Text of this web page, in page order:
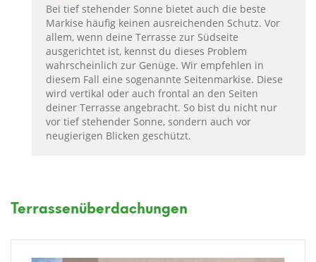
Bei tief stehender Sonne bietet auch die beste
Markise häufig keinen ausreichenden Schutz. Vor
allem, wenn deine Terrasse zur Südseite
ausgerichtet ist, kennst du dieses Problem
wahrscheinlich zur Genüge. Wir empfehlen in
diesem Fall eine sogenannte Seitenmarkise. Diese
wird vertikal oder auch frontal an den Seiten
deiner Terrasse angebracht. So bist du nicht nur
vor tief stehender Sonne, sondern auch vor
neugierigen Blicken geschützt.
Terrassenüberdachungen